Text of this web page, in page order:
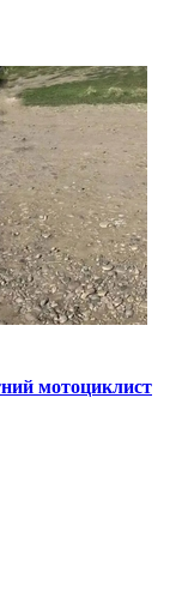
мотоциклист